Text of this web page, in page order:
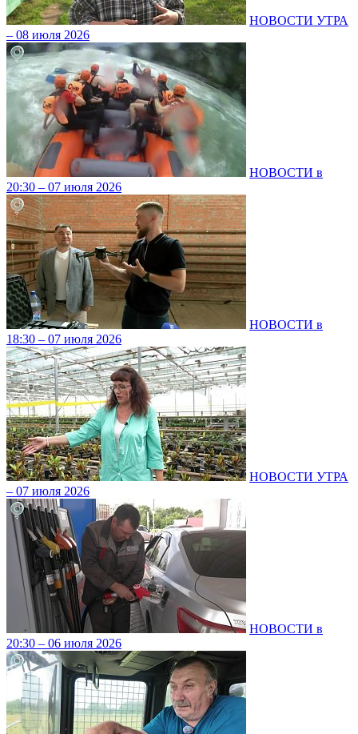
НОВОСТИ УТРА
– 08 июля 2026
НОВОСТИ в
20:30 – 07 июля 2026
НОВОСТИ в
18:30 – 07 июля 2026
НОВОСТИ УТРА
– 07 июля 2026
НОВОСТИ в
20:30 – 06 июля 2026